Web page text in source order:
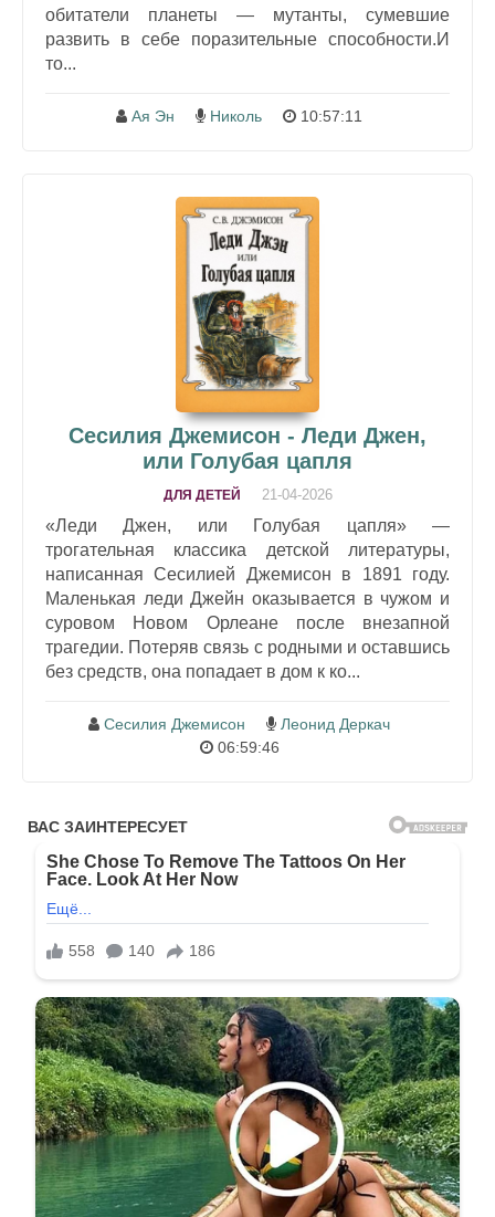
обитатели планеты — мутанты, сумевшие
развить в себе поразительные способности.И
то...
Ая Эн Николь 10:57:11
Сесилия Джемисон - Леди Джен,
или Голубая цапля
ДЛЯ ДЕТЕЙ 21-04-2026
«Леди Джен, или Голубая цапля» —
трогательная классика детской литературы,
написанная Сесилией Джемисон в 1891 году.
Маленькая леди Джейн оказывается в чужом и
суровом Новом Орлеане после внезапной
трагедии. Потеряв связь с родными и оставшись
без средств, она попадает в дом к ко...
Сесилия Джемисон
Леонид Деркач
06:59:46